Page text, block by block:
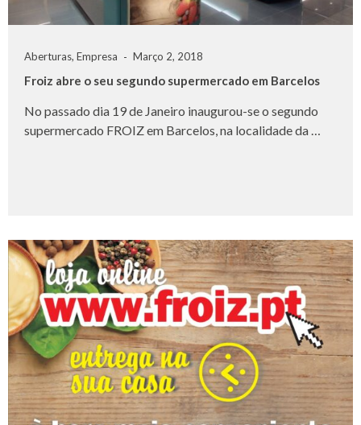
Aberturas, Empresa Março 2, 2018
Froiz abre o seu segundo supermercado em Barcelos
No passado dia 19 de Janeiro inaugurou-se o segundo
supermercado FROIZ em Barcelos, na localidade da …